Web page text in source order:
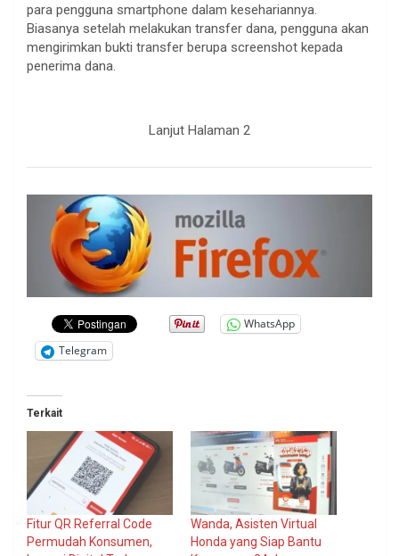
para pengguna smartphone dalam kesehariannya.
Biasanya setelah melakukan transfer dana, pengguna akan
mengirimkan bukti transfer berupa screenshot kepada
penerima dana.
Lanjut Halaman 2
WhatsApp
Telegram
Terkait
Fitur QR Referral Code
Permudah Konsumen,
Wanda, Asisten Virtual
Honda yang Siap Bantu